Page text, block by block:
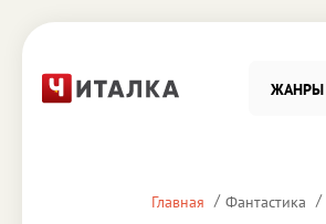
ЖАНРЫ
Главная Фантастика